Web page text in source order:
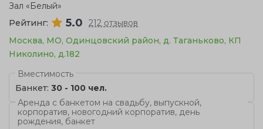
Зал «Белый»
Рейтинг:
5.0
212 отзывов
Москва, МО, Одинцовский район, д. Таганьково, КП
Николино, д.182
Вместимость
Банкет: 30 - 100 чел.
Аренда с банкетом на свадьбу, выпускной,
корпоратив, новогодний корпоратив, день
рождения, банкет